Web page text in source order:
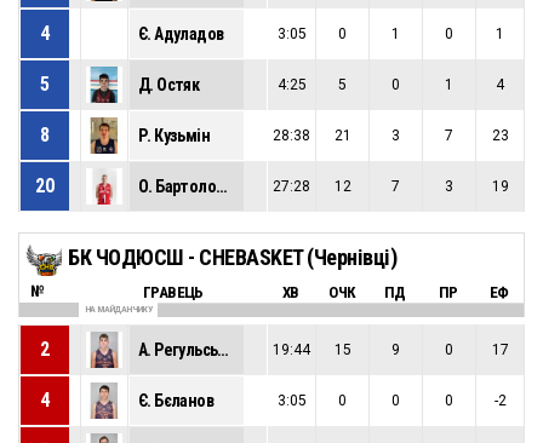
4 Є. Адуладов 3:05 0 1 0 1
5 Д. Остяк 4:25 5 0 1 4
8 Р. Кузьмін 28:38 21 3 7 23
20 О. Бартоломеєв 27:28 12 7 3 19
БК ЧОДЮСШ - CHEBASKET (Чернівці)
№ ГРАВЕЦЬ ХВ ОЧК ПД ПР ЕФ
НА МАЙДАНЧИКУ
2 А. Регульський 19:44 15 9 0 17
4 Є. Бєланов 3:05 0 0 0 -2